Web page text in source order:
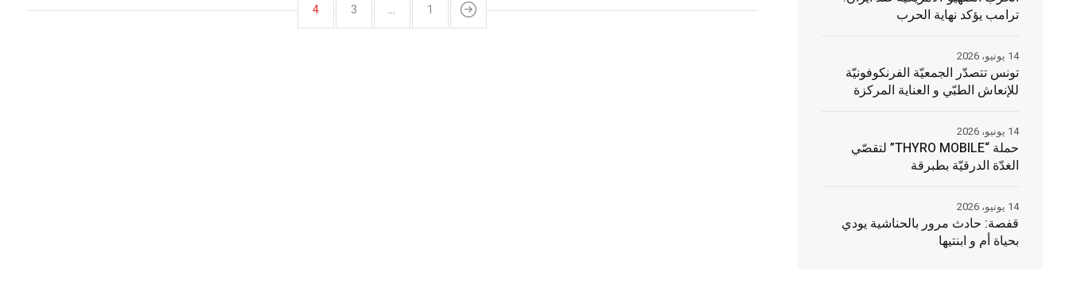
1
…
3
4
ترامب يؤكد نهاية الحرب
تونس تتصدّر الجمعيّة الفرنكوفونيّة
للإنعاش الطبّي و العناية المركزة
14 يونيو، 2026
حملة “THYRO MOBILE” لتقصّي
الغدّة الدرقيّة بطبرقة
14 يونيو، 2026
قفصة: حادث مرور بالحناشية يودي
بحياة أم و ابنتيها
14 يونيو، 2026